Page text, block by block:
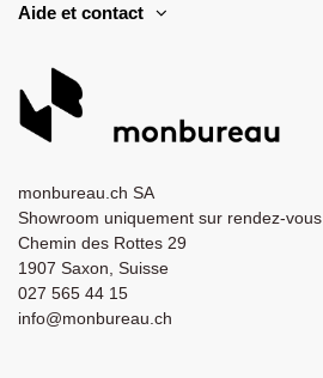
Aide et contact
monbureau.ch SA
Showroom uniquement sur rendez-vous
Chemin des Rottes 29
1907 Saxon, Suisse
027 565 44 15
info@monbureau.ch